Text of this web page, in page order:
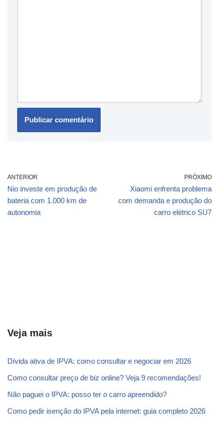
ANTERIOR
Nio investe em produção de
bateria com 1.000 km de
autonomia
PRÓXIMO
Xiaomi enfrenta problema
com demanda e produção do
carro elétrico SU7
Veja mais
Dívida ativa de IPVA: como consultar e negociar em 2026
Como consultar preço de biz online? Veja 9 recomendações!
Não paguei o IPVA: posso ter o carro apreendido?
Como pedir isenção do IPVA pela internet: guia completo 2026